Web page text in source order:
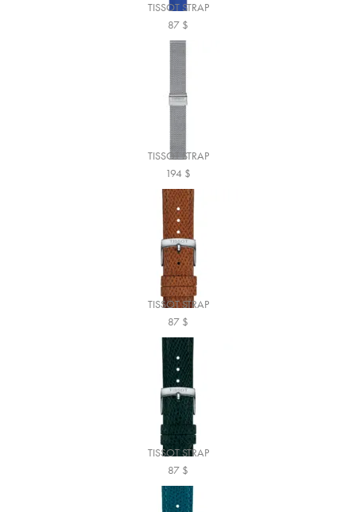
TISSOT STRAP
87 $
TISSOT STRAP
194 $
TISSOT STRAP
87 $
TISSOT STRAP
87 $